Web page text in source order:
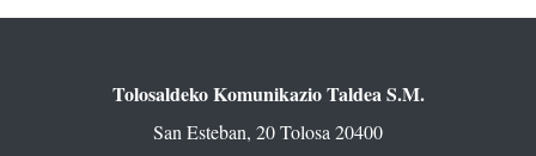
Tolosaldeko Komunikazio Taldea S.M.
San Esteban, 20 Tolosa 20400